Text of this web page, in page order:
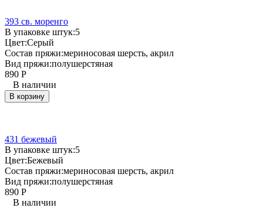
393 св. моренго
В упаковке штук:5
Цвет:Серый
Состав пряжи:мериносовая шерсть, акрил
Вид пряжи:полушерстяная
890 Р
В наличии
В корзину
431 бежевый
В упаковке штук:5
Цвет:Бежевый
Состав пряжи:мериносовая шерсть, акрил
Вид пряжи:полушерстяная
890 Р
В наличии